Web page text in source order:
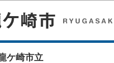
ケ崎市立